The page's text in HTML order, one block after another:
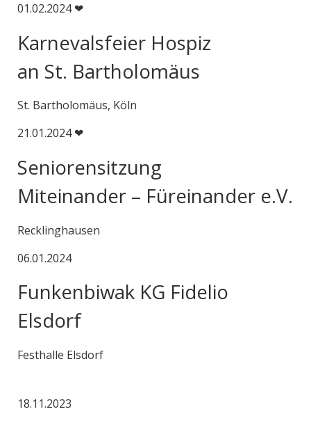
01.02.2024 ❤
Karnevalsfeier Hospiz
an St. Bartholomäus
St. Bartholomäus, Köln
21.01.2024 ❤
Seniorensitzung
Miteinander – Füreinander e.V.
Recklinghausen
06.01.2024
Funkenbiwak KG Fidelio
Elsdorf
Festhalle Elsdorf
18.11.2023